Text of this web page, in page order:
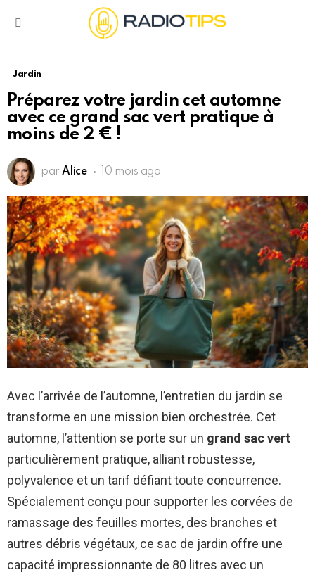
Jardin
Préparez votre jardin cet automne
avec ce grand sac vert pratique à
moins de 2 € !
par Alice 10 mois ago
Avec l’arrivée de l’automne, l’entretien du jardin se
transforme en une mission bien orchestrée. Cet
automne, l’attention se porte sur un grand sac vert
particulièrement pratique, alliant robustesse,
polyvalence et un tarif défiant toute concurrence.
Spécialement conçu pour supporter les corvées de
ramassage des feuilles mortes, des branches et
autres débris végétaux, ce sac de jardin offre une
capacité impressionnante de 80 litres avec un